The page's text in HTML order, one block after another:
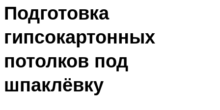
Подготовка
гипсокартонных
потолков под
шпаклёвку